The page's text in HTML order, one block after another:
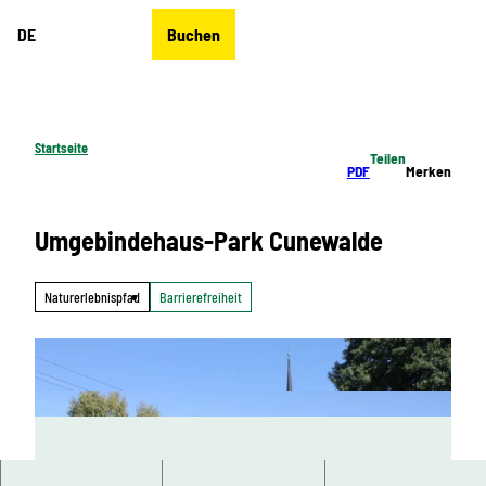
DE Buchen
Startseite
PDF
Teilen
Merken
Umgebindehaus-Park Cunewalde
Naturerlebnispfad Barrierefreiheit